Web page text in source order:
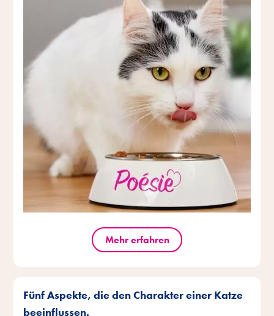
Mehr erfahren
Fünf Aspekte, die den Charakter einer Katze
beeinflussen.